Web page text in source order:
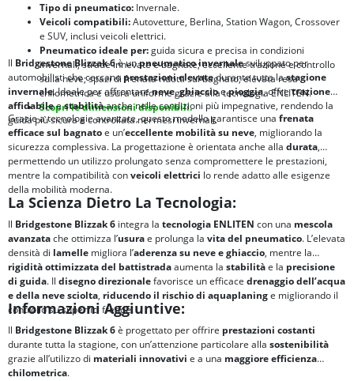
Tipo di pneumatico: Invernale.
Veicoli compatibili:Autovetture, Berlina, Station Wagon, Crossover
e SUV, inclusi veicoli elettrici.
Pneumatico ideale per:guida sicura e precisa in condizioni
invernali; strade innevate e bagnate; eccellente trazione e controllo
sulla neve; spazi di frenata ridotti sul bagnato; elevata resa
chilometrica e usura uniforme grazie alla tecnologia ENLITEN.
Scopri le dimensioni disponibili.
Il Bridgestone Blizzak 6è unpneumatico invernalesviluppato per
automobilisti che cercano prestazioni elevatedurante tutta lastagione
invernale. Ideale per affrontareneve,ghiaccioepioggia, offretrazione
affidabileestabilitàanche nelle condizioni più impegnative, rendendo la
guida più sicura e controllata nei mesi invernali.
Grazie a tecnologie avanzate, questo modello garantisce una frenata
efficace sul bagnatoe un’eccellente mobilità su neve, migliorando la
sicurezza complessiva. La progettazione è orientata anche alla durata,
permettendo un utilizzo prolungato senza compromettere le prestazioni,
mentre la compatibilità conveicoli elettrici lo rende adatto alle esigenze
della mobilità moderna.
La Scienza Dietro La Tecnologia:
Il Bridgestone Blizzak 6 integra la tecnologia ENLITEN con una mescola
avanzatache ottimizza l’usurae prolunga la vita del pneumatico. L’elevata
densità di lamelle migliora l’aderenza su neve e ghiaccio, mentre la
rigidità ottimizzata del battistradaaumenta la stabilitàe la precisione
di guida. Il disegno direzionalefavorisce un efficace drenaggio dell’acqua
e della neve sciolta, riducendo il rischio di aquaplaninge migliorando il
controllo su superfici fredde.
Informazioni Aggiuntive:
Il Bridgestone Blizzak 6è progettato per offrire prestazioni costanti
durante tutta la stagione, con un’attenzione particolare alla sostenibilità
grazie all’utilizzo di materiali innovativi e a una maggioreefficienza
chilometrica.